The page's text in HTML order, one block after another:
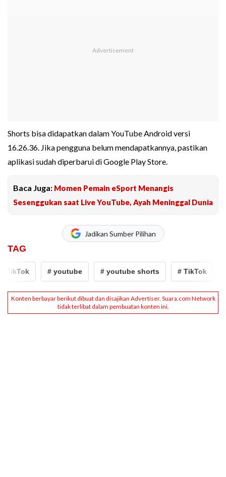
Shorts bisa didapatkan dalam YouTube Android versi
16.26.36. Jika pengguna belum mendapatkannya, pastikan
aplikasi sudah diperbarui di Google Play Store.
Baca Juga: Momen Pemain eSport Menangis
Sesenggukan saat Live YouTube, Ayah Meninggal Dunia
Jadikan Sumber Pilihan
TAG
# youtube # youtube shorts # TikTok